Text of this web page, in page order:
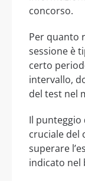
concorso.
Per quanto
sessione è
certo
intervallo,
del test nel
Il
cruciale del
superare
indicato nel